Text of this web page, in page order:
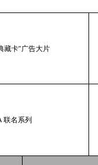
藏卡”广告大片
联名系列